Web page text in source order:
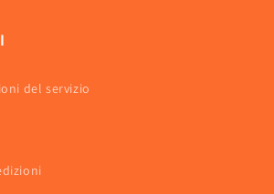
del servizio